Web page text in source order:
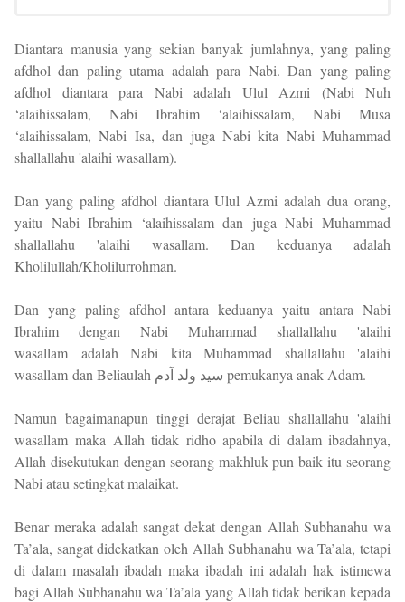
Diantara manusia yang sekian banyak jumlahnya, yang paling
afdhol dan paling utama adalah para Nabi. Dan yang paling
afdhol diantara para Nabi adalah Ulul Azmi (Nabi Nuh
‘alaihissalam, Nabi Ibrahim ‘alaihissalam, Nabi Musa
‘alaihissalam, Nabi Isa, dan juga Nabi kita Nabi Muhammad
shallallahu 'alaihi wasallam).
Dan yang paling afdhol diantara Ulul Azmi adalah dua orang,
yaitu Nabi Ibrahim ‘alaihissalam dan juga Nabi Muhammad
shallallahu 'alaihi wasallam. Dan keduanya adalah
Kholilullah/Kholilurrohman.
Dan yang paling afdhol antara keduanya yaitu antara Nabi
Ibrahim dengan Nabi Muhammad shallallahu 'alaihi
wasallam adalah Nabi kita Muhammad shallallahu 'alaihi
wasallam dan Beliaulah سيد ولد آدم pemukanya anak Adam.
Namun bagaimanapun tinggi derajat Beliau shallallahu 'alaihi
wasallam maka Allah tidak ridho apabila di dalam ibadahnya,
Allah disekutukan dengan seorang makhluk pun baik itu seorang
Nabi atau setingkat malaikat.
Benar meraka adalah sangat dekat dengan Allah Subhanahu wa
Ta’ala, sangat didekatkan oleh Allah Subhanahu wa Ta’ala, tetapi
di dalam masalah ibadah maka ibadah ini adalah hak istimewa
bagi Allah Subhanahu wa Ta’ala yang Allah tidak berikan kepada